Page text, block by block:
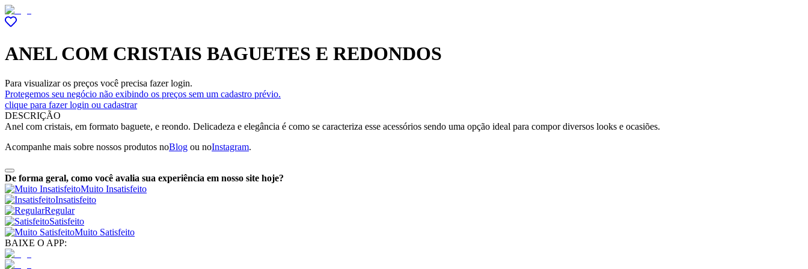
ANEL COM CRISTAIS BAGUETES E REDONDOS
Para visualizar os preços você precisa fazer login.
Protegemos seu negócio não exibindo os preços sem um cadastro prévio.
clique para fazer login ou cadastrar
DESCRIÇÃO
Anel com cristais, em formato baguete, e reondo. Delicadeza e elegância é como se caracteriza esse acessórios sendo uma opção ideal para compor diversos looks e ocasiões.
Acompanhe mais sobre nossos produtos noBlog ou noInstagram.
De forma geral, como você avalia sua experiência em nosso site hoje?
Muito Insatisfeito
Insatisfeito
Regular
Satisfeito
Muito Satisfeito
BAIXE O APP: